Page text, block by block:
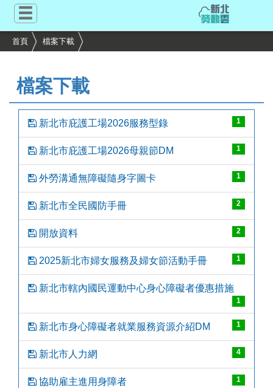
要
首頁 檔案下載
檔案下載
新北市庇護工場2026服務型錄 1
新北市庇護工場2026母親節DM 1
外勞溝通無障礙隨身字圖卡 1
新北市全民國防手冊 2
開放資料 2
2025新北市婦女服務及婦女節活動手冊 1
新北市轄內國民運動中心身心障礙者優惠措施
1
新北市身心障礙者就業服務資源介紹DM 1
新北市人力網 4
協助雇主進用身障者 1